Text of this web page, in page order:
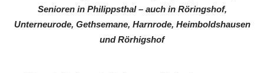
Senioren in Philippsthal – auch in Röringshof,
Unterneurode, Gethsemane, Harnrode, Heimboldshausen
und Rörhigshof